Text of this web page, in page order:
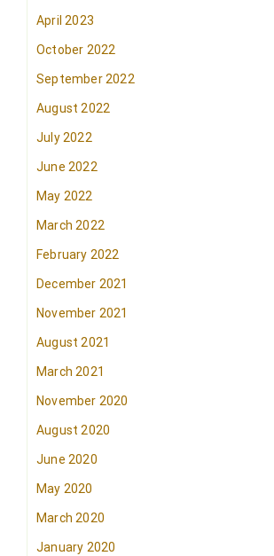
April 2023
October 2022
September 2022
August 2022
July 2022
June 2022
May 2022
March 2022
February 2022
December 2021
November 2021
August 2021
March 2021
November 2020
August 2020
June 2020
May 2020
March 2020
January 2020